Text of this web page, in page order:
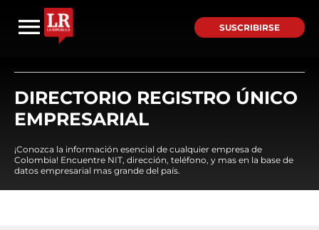
SUSCRIBIRSE
DIRECTORIO REGISTRO ÚNICO
EMPRESARIAL
¡Conozca la información esencial de cualquier empresa de
Colombia! Encuentre NIT, dirección, teléfono, y mas en la base de
datos empresarial mas grande del país.